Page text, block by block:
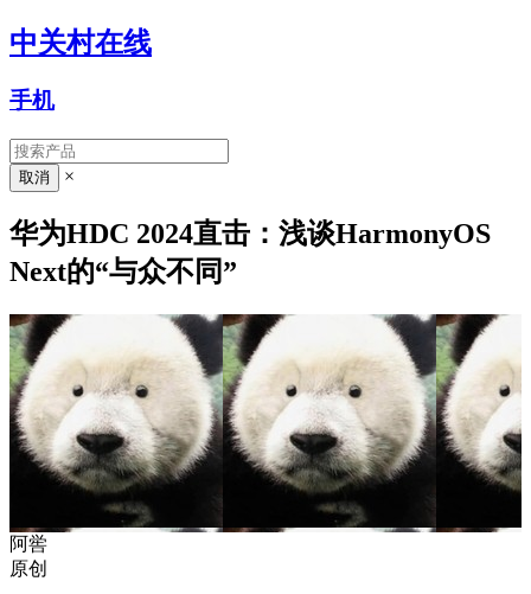
中关村在线
手机
×
华为HDC 2024直击：浅谈HarmonyOS
Next的“与众不同”
阿喾
原创